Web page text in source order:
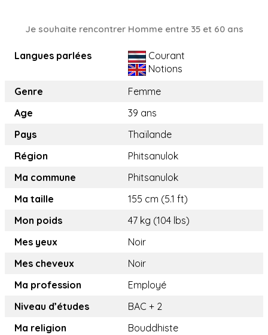
Je souhaite rencontrer Homme entre 35 et 60 ans
Langues parlées
Courant
Notions
Genre
Femme
Age
39 ans
Pays
Thaïlande
Région
Phitsanulok
Ma commune
Phitsanulok
Ma taille
155 cm (5.1 ft)
Mon poids
47 kg (104 lbs)
Mes yeux
Noir
Mes cheveux
Noir
Ma profession
Employé
Niveau d’études
BAC + 2
Ma religion
Bouddhiste